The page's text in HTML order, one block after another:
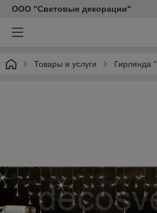
ООО "Световые декорации"
Товары и услуги Гирлянда